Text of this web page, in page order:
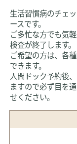
生活習慣病のチェ
ースです。
ご多忙な方でも気
検査が終了します。
ご希望の方は、各
できます。
人間ドック予約後
ますので必ず目を
せください。